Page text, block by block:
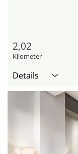
2,02
Kilometer
Details